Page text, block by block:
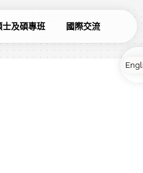
士及碩專班 國際交流